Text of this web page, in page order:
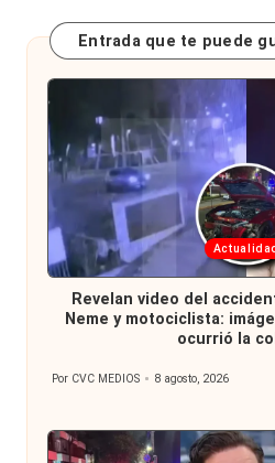
Entrada que te puede
Publicada
en
Revelan video del
Neme y motociclista:
ocurrió la
Publicado
Por CVC MEDIOS 8 agosto, 2026